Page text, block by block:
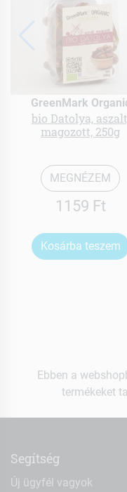
GreenMark
bio Datolya,
magozott, 250g
MEGNÉZEM
1159 Ft
Kosárba teszem
Ebben a
termékeket
Segítség
Új ügyfél vagyok